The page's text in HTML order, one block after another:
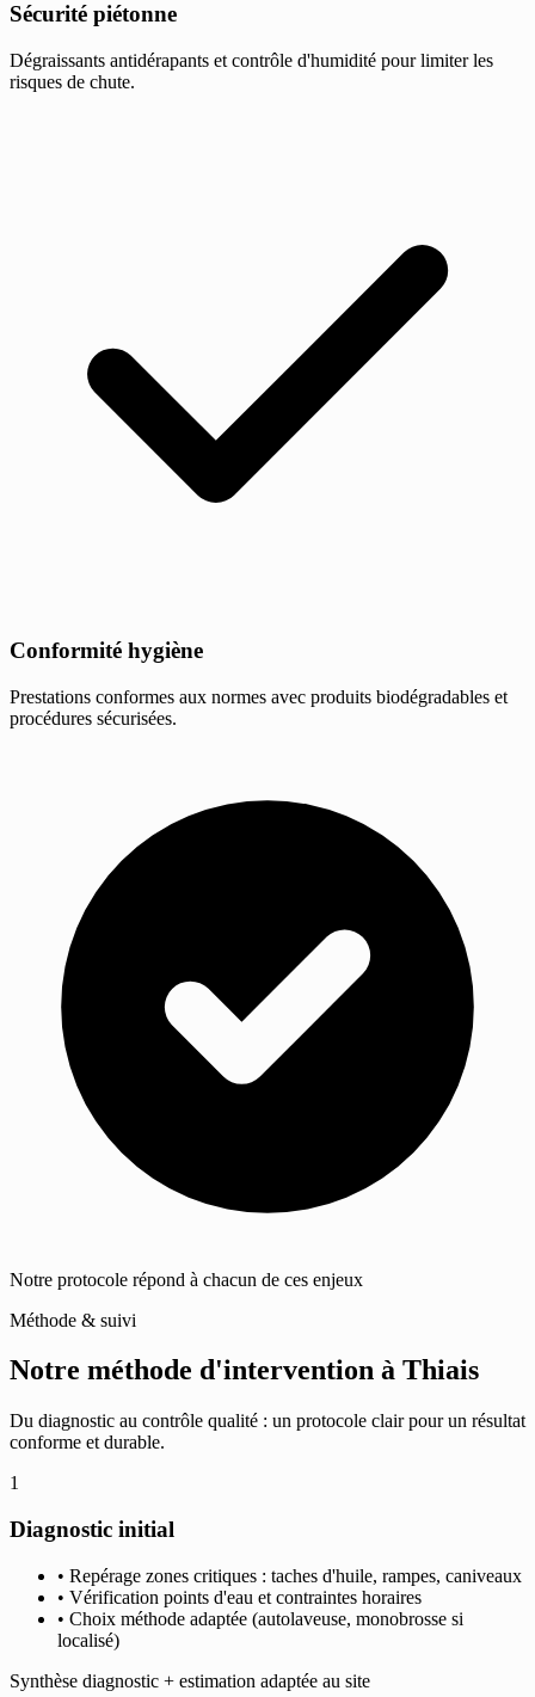
Sécurité piétonne
Dégraissants antidérapants et contrôle d'humidité pour limiter les
risques de chute.
Conformité hygiène
Prestations conformes aux normes avec produits biodégradables et
procédures sécurisées.
Notre protocole répond à chacun de ces enjeux
Méthode & suivi
Notre méthode d'intervention à Thiais
Du diagnostic au contrôle qualité : un protocole clair pour un résultat
conforme et durable.
1
Diagnostic initial
• Repérage zones critiques : taches d'huile, rampes, caniveaux
• Vérification points d'eau et contraintes horaires
• Choix méthode adaptée (autolaveuse, monobrosse si
localisé)
Synthèse diagnostic + estimation adaptée au site